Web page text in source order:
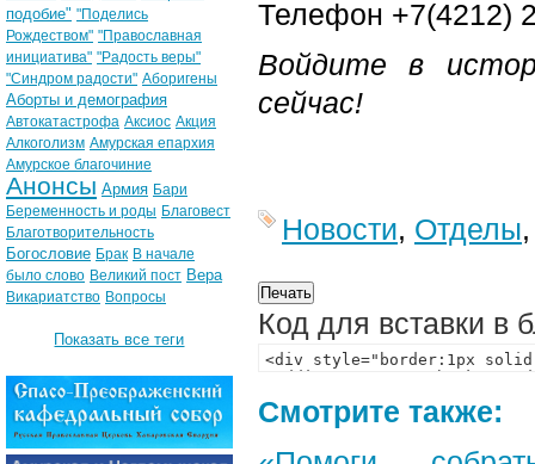
Телефон +7(4212)
Войдите в
сейчас!
Новости, Отделы
Код для вставки в
Смотрите также:
подобие" "Поделись
Рождеством" "Православная
инициатива" "Радость веры"
"Синдром радости" Аборигены
Аборты и демография
Автокатастрофа Аксиос Акция
Алкоголизм Амурская епархия
Амурское благочиние
Анонсы Армия Бари
Беременность и роды Благовест
Благотворительность
Богословие Брак В начале
было слово Великий пост Вера
Викариатство Вопросы
Показать все теги